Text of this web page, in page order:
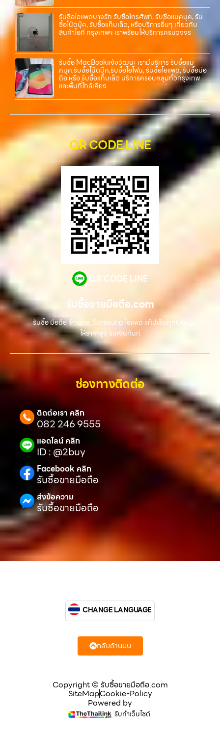
รับซื้อไอแพดบางรัก รับซื้อโทรศัพท์, รับซื้อแมคบุค, รับ
ซื้อโน๊ตบุ๊ค, รับซื้อแท็บเล็ต, หรือบริการอื่นๆ เกี่ยวกับ
สินค้าไอที กรุงเทพฯ เราพร้อมให้บริการครบวงจร
รับซื้อ MacBookแจ้งวัฒนะ เรามีบริการ รับซื้อแม
คบุค,รับซื้อโน๊ตบุ๊ค,รับซื้อไอโฟน, รับซื้อไอแพด, รับซื้อมือ
ถือ หรือ รับซื้อแท็บเล็ต บริการครอบคลุมทั่วกรุงเทพ
และพื้นที่ใกล้เคียง
QR CODE LINE
QR CODE LINE
รับซื้อขายมือถือ.com
รับซื้อ มือถือ iPhone, Samsung ไอแพด แท๊ปเล็ตทุกยี่ห้อ
ให้ราคาสูง รับเงินทันที
ช่องทางติดต่อ
ติดต่อเรา คลิก
082 246 9555
แอดไลน์ คลิก
ID : @2buy
Facebook คลิก
รับซื้อขายมือถือ
ส่งข้อความ
รับซื้อขายมือถือ
Copyright © รับซื้อขายมือถือ.com
SiteMapCookie-Policy
Powered by
รับทำเว็บไซต์
CHANGE LANGUAGE
กลับด้านบน